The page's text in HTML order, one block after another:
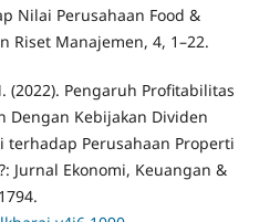
Nilai Perusahaan Food &
Riset Manajemen, 4, 1–22.
(2022). Pengaruh Profitabilitas
Dengan Kebijakan Dividen
terhadap Perusahaan Properti
Jurnal Ekonomi, Keuangan &